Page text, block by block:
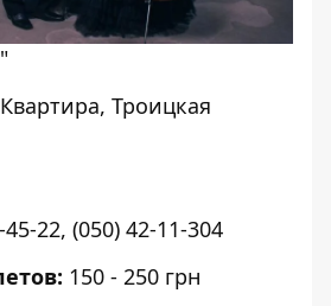
Троицкая
45-22, (050) 42-11-304
150 - 250 грн